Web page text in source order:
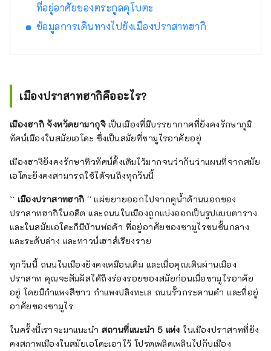
ที่อยู่อาศัยของตระกูลคุโบตะ
ข้อมูลการเดินทางไปยังเมืองปราสาทฮากิ
เมืองปราสาทฮากิคืออะไร?
เมืองฮากิ จังหวัดยามากุจิเป็นเมืองที่มีบรรยากาศที่ยังคงรักษาภูมิ
ทัศน์เมืองในสมัยเอโดะ ซึ่งเป็นสมัยที่ซามูไรอาศัยอยู่
เมืองฮางิยังคงรักษาทิวทัศน์ดั้งเดิมไว้มากจนว่ากันว่าแผนที่จากสมัย
เอโดะยังคงสามารถใช้ได้จนถึงทุกวันนี้
``เมืองปราสาทฮากิ '' แผ่ขยายออกไปจากคูน้ำด้านนอกของ
ปราสาทฮากิในอดีต และถนนในเมืองถูกแบ่งออกเป็นรูปแบบตาราง
และในสมัยเอโดะก็มีบ้านพ่อค้า ที่อยู่อาศัยของซามูไรชนชั้นกลาง
และระดับล่าง และทาวน์เฮาส์เรียงราย
ทุกวันนี้ ถนนในเมืองยังคงเหมือนเดิม และเมื่อคุณเดินผ่านเมือง
ปราสาท คุณจะสัมผัสได้ถึงร่องรอยของสมัยก่อนเมื่อซามูไรอาศัย
อยู่ โดยมีกำแพงสีขาว กำแพงปลิงทะเล ถนนรั้วกระดานดำ และที่อยู่
อาศัยของซามูไร
ในครั้งนี้เราจะมาแนะนำ สถานที่แนะนำ 5 แห่ง ในเมืองปราสาทที่ยัง
คงสภาพเมืองในสมัยเอโดะเอาไว้ โปรดเพลิดเพลินไปกับเมือง